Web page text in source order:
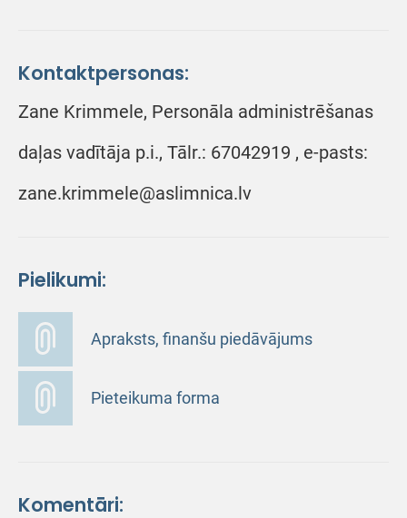
Kontaktpersonas:
Zane Krimmele, Personāla administrēšanas
daļas vadītāja p.i., Tālr.: 67042919 , e-pasts:
zane.krimmele@aslimnica.lv
Pielikumi:
Apraksts, finanšu piedāvājums
Pieteikuma forma
Komentāri: